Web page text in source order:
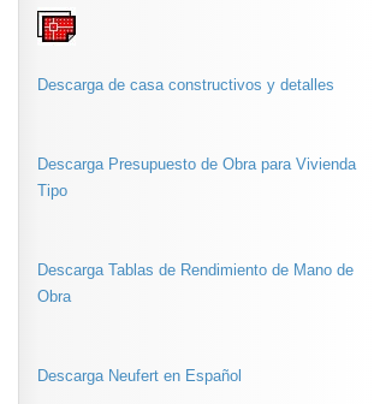
Descarga de casa constructivos y detalles
Descarga Presupuesto de Obra para Vivienda
Tipo
Descarga Tablas de Rendimiento de Mano de
Obra
Descarga Neufert en Español